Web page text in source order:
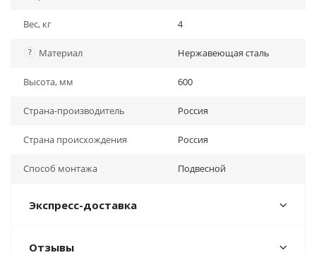
Вес, кг 4
? Материал Нержавеющая сталь
Высота, мм 600
Страна-производитель Россия
Страна происхождения Россия
Способ монтажа Подвесной
Экспресс-доставка
Отзывы